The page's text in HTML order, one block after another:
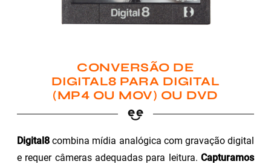
CONVERSÃO DE
DIGITAL8 PARA DIGITAL
(MP4 OU MOV) OU DVD
Digital8 combina mídia analógica com gravação digital
e requer câmeras adequadas para leitura. Capturamos